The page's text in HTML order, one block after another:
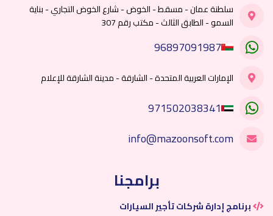
سلطنة عمان - مسقط - الخوض - شارع الخوض التجاري - بناية
السمو - الطابق الثالث - مكتب رقم 307
96897091987
الإمارات العربية المتحدة - الشارقة - مدينة الشارقة للإعلام
971502038341
info@mazoonsoft.com
برامجنا
برنامج إدارة شركات تأجير السيارات